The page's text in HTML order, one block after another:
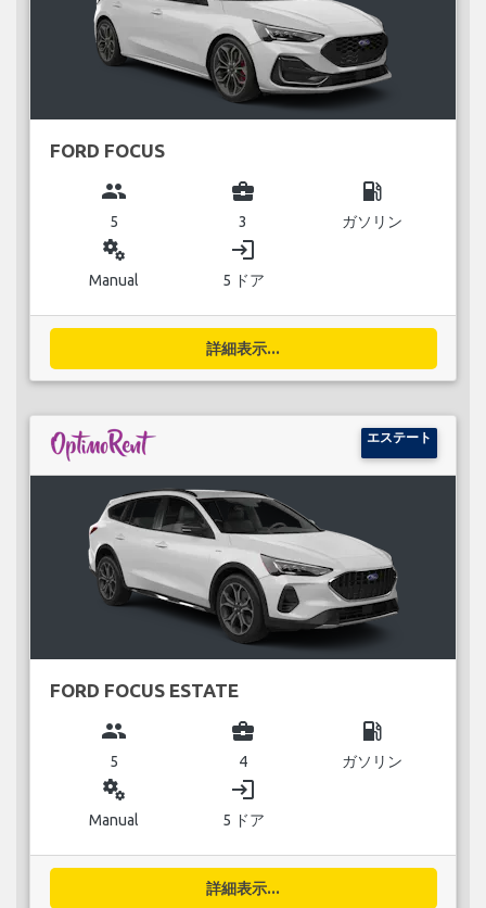
FORD FOCUS
group
5
business_center
3
local_gas_station
ガソリン
miscellaneous_services
Manual
login
5 ドア
詳細表示...
エステート
FORD FOCUS ESTATE
group
5
business_center
4
local_gas_station
ガソリン
miscellaneous_services
Manual
login
5 ドア
詳細表示...